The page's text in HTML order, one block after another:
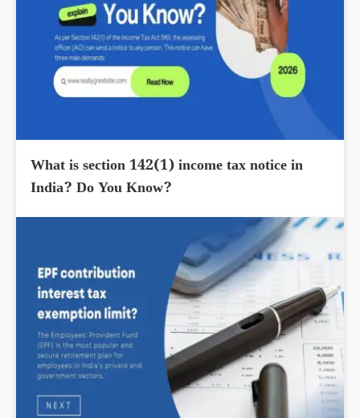
What is section 142(1) income tax notice in
India? Do You Know?